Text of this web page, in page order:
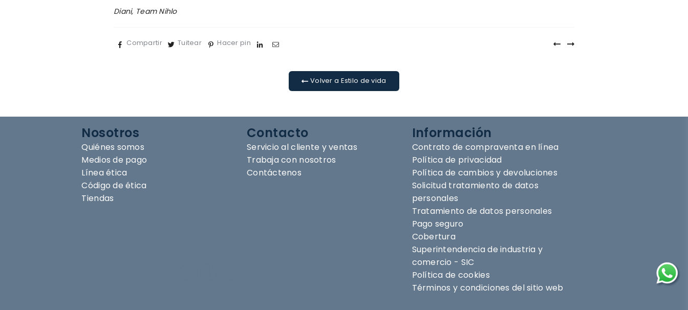
Diani, Team Nihlo
Compartir Tuitear Hacer pin
Volver a Estilo de vida
Nosotros
Quiénes somos
Medios de pago
Línea ética
Código de ética
Tiendas
Contacto
Servicio al cliente y ventas
Trabaja con nosotros
Contáctenos
Información
Contrato de compraventa en línea
Política de privacidad
Política de cambios y devoluciones
Solicitud tratamiento de datos
personales
Tratamiento de datos personales
Pago seguro
Cobertura
Superintendencia de industria y
comercio - SIC
Política de cookies
Términos y condiciones del sitio web